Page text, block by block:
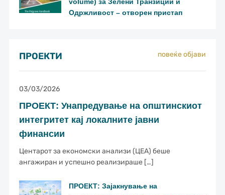
Одржливост – отворен пристап
повеќе објави
ПРОЕКТИ
03/03/2026
ПРОЕКТ: Унапредување на општинскиот
интегритет кај локалните јавни
финансии
Центарот за економски анализи (ЦЕА) беше
ангажиран и успешно реализираше […]
ПРОЕКТ: Зајакнување на